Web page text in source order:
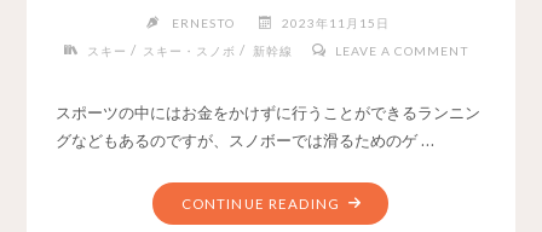
ERNESTO
2023年11月15日
スキー / スキー・スノボ / 新幹線 LEAVE A COMMENT
スポーツの中にはお金をかけずに行うことができるランニン
グなどもあるのですが、スノボーでは滑るためのゲ …
CONTINUE READING